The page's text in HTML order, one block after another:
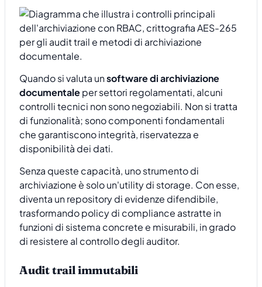
Quando si valuta unsoftware di archiviazione
documentaleper settori regolamentati, alcuni
controlli tecnici non sono negoziabili. Non si tratta
di funzionalità; sono componenti fondamentali
che garantiscono integrità, riservatezza e
disponibilità dei dati.
Senza queste capacità, uno strumento di
archiviazione è solo un'utility di storage. Con esse,
diventa un repository di evidenze difendibile,
trasformando policy di compliance astratte in
funzioni di sistema concrete e misurabili, in grado
di resistere al controllo degli auditor.
Audit trail immutabili